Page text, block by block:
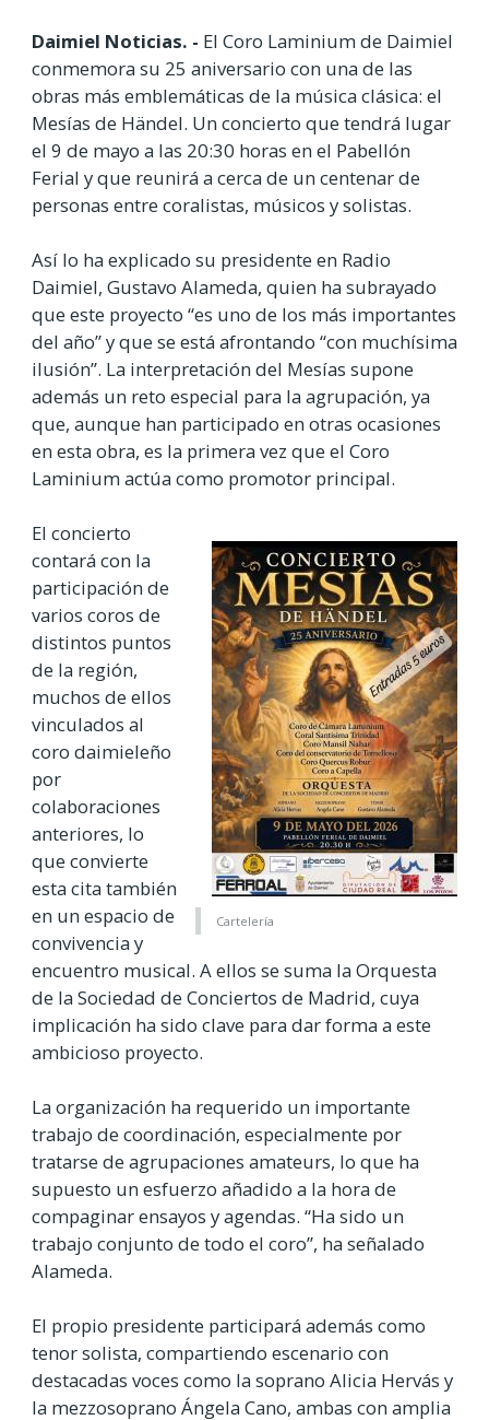
Daimiel Noticias. - El Coro Laminium de Daimiel
conmemora su 25 aniversario con una de las
obras más emblemáticas de la música clásica: el
Mesías de Händel. Un concierto que tendrá lugar
el 9 de mayo a las 20:30 horas en el Pabellón
Ferial y que reunirá a cerca de un centenar de
personas entre coralistas, músicos y solistas.
Así lo ha explicado su presidente en Radio
Daimiel, Gustavo Alameda, quien ha subrayado
que este proyecto “es uno de los más importantes
del año” y que se está afrontando “con muchísima
ilusión”. La interpretación del Mesías supone
además un reto especial para la agrupación, ya
que, aunque han participado en otras ocasiones
en esta obra, es la primera vez que el Coro
Laminium actúa como promotor principal.
Cartelería
El concierto
contará con la
participación de
varios coros de
distintos puntos
de la región,
muchos de ellos
vinculados al
coro daimieleño
por
colaboraciones
anteriores, lo
que convierte
esta cita también
en un espacio de
convivencia y
encuentro musical. A ellos se suma la Orquesta
de la Sociedad de Conciertos de Madrid, cuya
implicación ha sido clave para dar forma a este
ambicioso proyecto.
La organización ha requerido un importante
trabajo de coordinación, especialmente por
tratarse de agrupaciones amateurs, lo que ha
supuesto un esfuerzo añadido a la hora de
compaginar ensayos y agendas. “Ha sido un
trabajo conjunto de todo el coro”, ha señalado
Alameda.
El propio presidente participará además como
tenor solista, compartiendo escenario con
destacadas voces como la soprano Alicia Hervás y
la mezzosoprano Ángela Cano, ambas con amplia